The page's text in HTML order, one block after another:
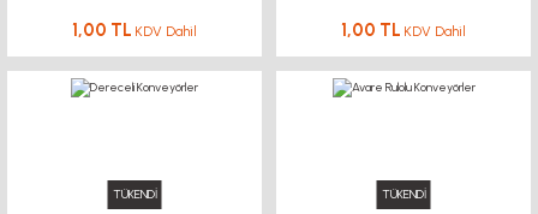
1,00 TL KDV Dahil 1,00 TL KDV Dahil
TÜKENDİ TÜKENDİ